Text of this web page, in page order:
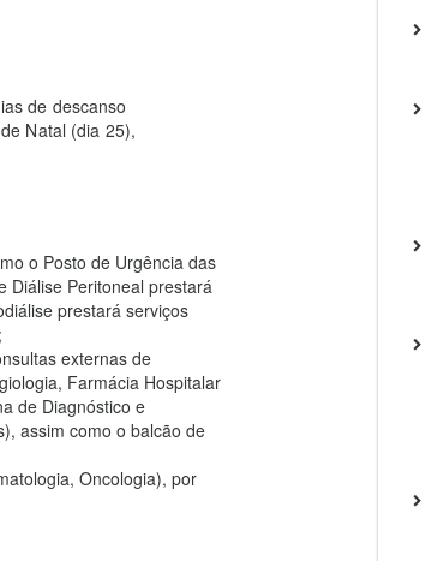
de descanso
Natal (dia 25),
o Posto de Urgência das
Diálise Peritoneal prestará
prestará serviços
externas de
Farmácia Hospitalar
de Diagnóstico e
assim como o balcão de
Oncologia), por